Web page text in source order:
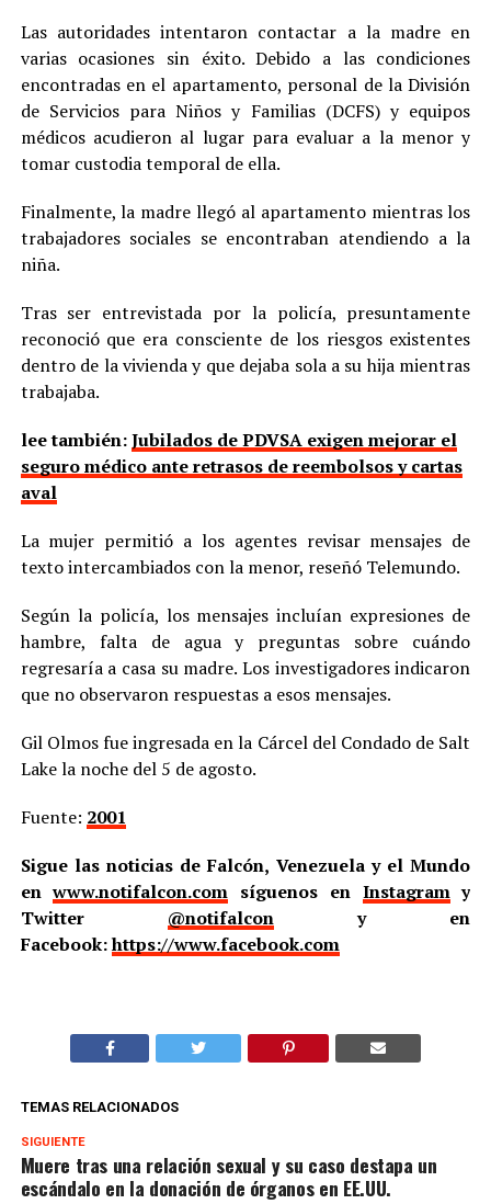
Las autoridades intentaron contactar a la madre en
varias ocasiones sin éxito. Debido a las condiciones
encontradas en el apartamento, personal de la División
de Servicios para Niños y Familias (DCFS) y equipos
médicos acudieron al lugar para evaluar a la menor y
tomar custodia temporal de ella.
Finalmente, la madre llegó al apartamento mientras los
trabajadores sociales se encontraban atendiendo a la
niña.
Tras ser entrevistada por la policía, presuntamente
reconoció que era consciente de los riesgos existentes
dentro de la vivienda y que dejaba sola a su hija mientras
trabajaba.
lee también:Jubilados de PDVSA exigen mejorar el
seguro médico ante retrasos de reembolsos y cartas
aval
La mujer permitió a los agentes revisar mensajes de
texto intercambiados con la menor, reseñó Telemundo.
Según la policía, los mensajes incluían expresiones de
hambre, falta de agua y preguntas sobre cuándo
regresaría a casa su madre. Los investigadores indicaron
que no observaron respuestas a esos mensajes.
Gil Olmos fue ingresada en la Cárcel del Condado de Salt
Lake la noche del 5 de agosto.
Fuente: 2001
Sigue las noticias de Falcón, Venezuela y el Mundo
enwww.notifalcon.com síguenos en Instagramy
Twitter @notifalcony en
Facebook:https://www.facebook.com
TEMAS RELACIONADOS
SIGUIENTE
Muere tras una relación sexual y su caso destapa un
escándalo en la donación de órganos en EE.UU.